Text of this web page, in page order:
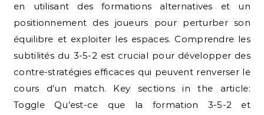
en utilisant des formations alternatives et un
positionnement des joueurs pour perturber son
équilibre et exploiter les espaces. Comprendre les
subtilités du 3-5-2 est crucial pour développer des
contre-stratégies efficaces qui peuvent renverser le
cours d’un match. Key sections in the article:
Toggle Qu’est-ce que la formation 3-5-2 et